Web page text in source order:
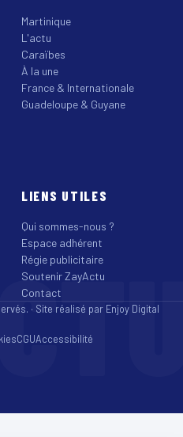
Martinique
L'actu
Caraïbes
À la une
France & Internationale
Guadeloupe & Guyane
LIENS UTILES
Qui sommes-nous ?
Espace adhérent
Régie publicitaire
Soutenir ZayActu
Contact
· Site réalisé par Enjoy Digital
CGUAccessibilité